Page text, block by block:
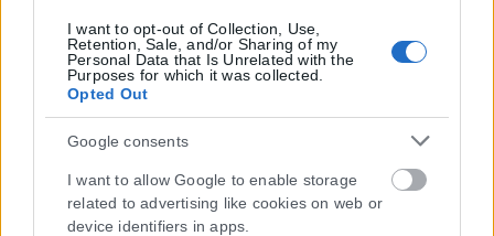
I want to opt-out of Collection, Use,
Retention, Sale, and/or Sharing of my
Personal Data that Is Unrelated with the
Purposes for which it was collected.
Opted Out
Google consents
I want to allow Google to enable storage
related to advertising like cookies on web or
device identifiers in apps.